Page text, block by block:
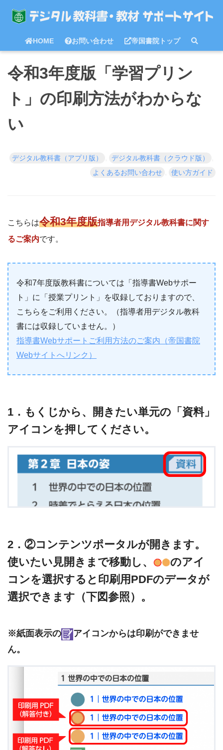
HOME お問い合わせ 帝国書院トップ
令和3年度版「学習プリン
ト」の印刷方法がわからな
い
デジタル教科書（アプリ版） デジタル教科書（クラウド版）
よくあるお問い合わせ 使い方ガイド
こちらは令和3年度版指導者用デジタル教科書に関す
るご案内です。
令和7年度版教科書については「指導書Webサポー
ト」に「授業プリント」を収録しておりますので、
こちらをご利用ください。（指導者用デジタル教科
書には収録していません。）
指導書Webサポートご利用方法のご案内（帝国書院
Webサイトへリンク）
1．もくじから、開きたい単元の「資料」
アイコンを押してください。
2．②コンテンツポータルが開きます。
使いたい見開きまで移動し、
のアイ
コンを選択すると印刷用PDFのデータが
選択できます（下図参照）。
※紙面表示の
アイコンからは印刷ができませ
ん。